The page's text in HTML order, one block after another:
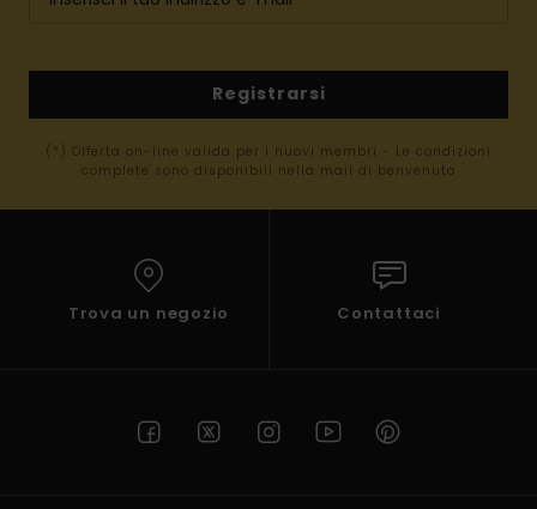
Registrarsi
(*) Offerta on-line valida per i nuovi membri - Le condizioni
complete sono disponibili nella mail di benvenuto
Trova un negozio Contattaci